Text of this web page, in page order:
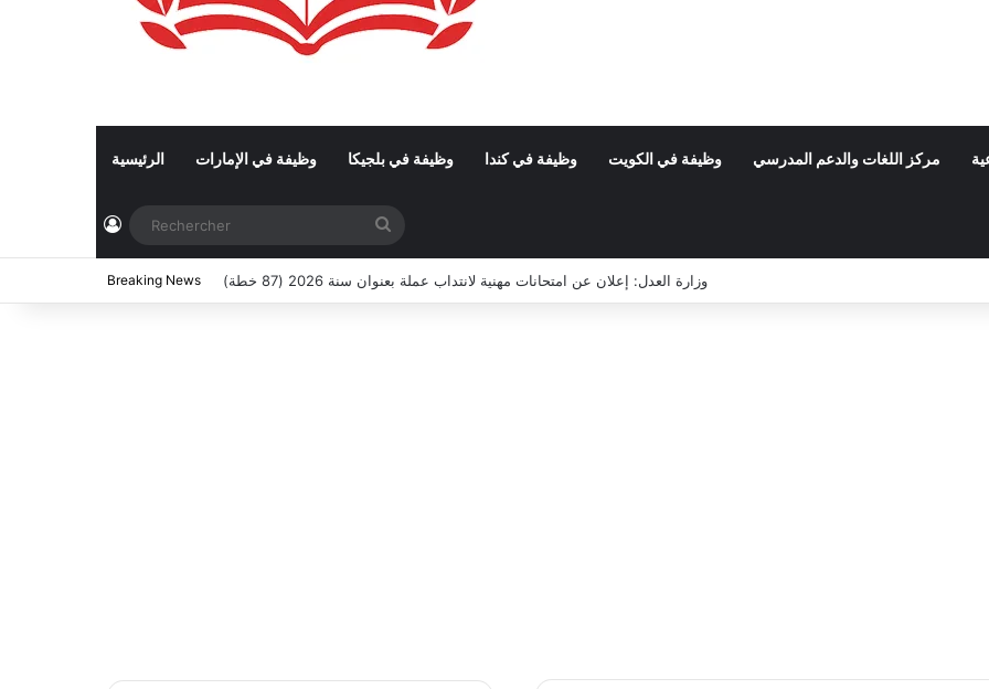
الرئيسية وظيفة في الإمارات وظيفة في بلجيكا وظيفة في كندا وظيفة في الكويت مركز اللغات والدعم المدرسي
Connexion
Breaking News مناظرات الوظيفة العمومية وعروض الشغل في تونس المفتوحة حاليا : شهر أوت 2026